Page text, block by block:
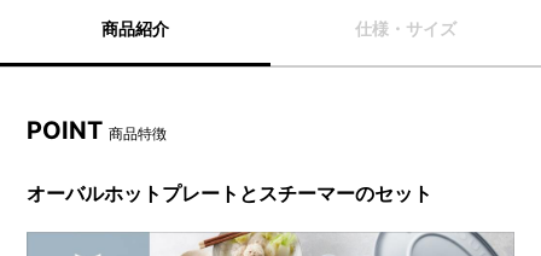
商品紹介 仕様・サイズ
POINT商品特徴
オーバルホットプレートとスチーマーのセット